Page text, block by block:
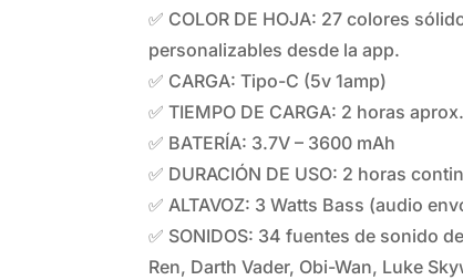
✅ COLOR DE HOJA: 27 colores
personalizables desde la app.
✅ CARGA: Tipo-C (5v 1amp)
✅ TIEMPO DE CARGA: 2 horas aprox.
✅ BATERÍA: 3.7V – 3600 mAh
✅ DURACIÓN DE USO: 2 horas
✅ ALTAVOZ: 3 Watts Bass (audio
✅ SONIDOS: 34 fuentes de sonido
Ren, Darth Vader, Obi-Wan, Luke